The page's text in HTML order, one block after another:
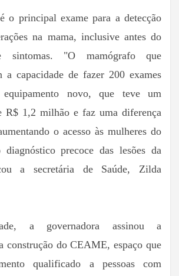
o principal exame para a detecção
na mama, inclusive antes do
sintomas. "O mamógrafo que
a capacidade de fazer 200 exames
novo, que teve um
R$ 1,2 milhão e faz uma diferença
o acesso às mulheres do
precoce das lesões da
a secretária de Saúde, Zilda
a governadora assinou a
construção do CEAME, espaço que
qualificado a pessoas com